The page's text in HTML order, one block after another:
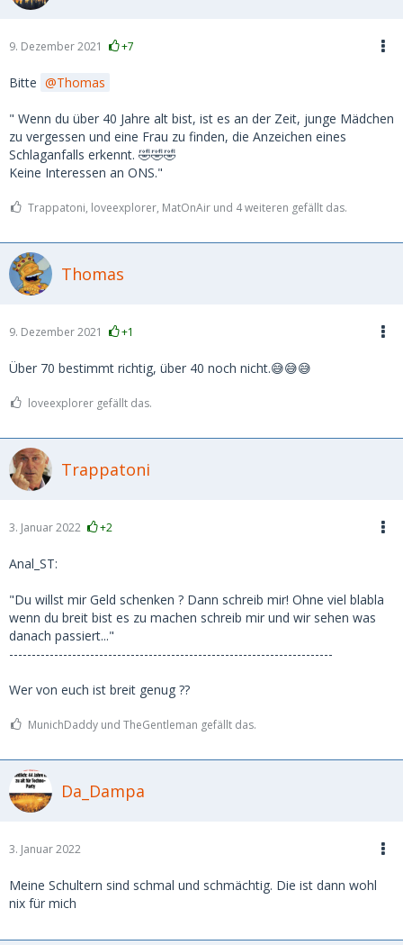
9. Dezember 2021 +7
Bitte Thomas
" Wenn du über 40 Jahre alt bist, ist es an der Zeit, junge Mädchen
zu vergessen und eine Frau zu finden, die Anzeichen eines
Schlaganfalls erkennt. 🤣🤣🤣
Keine Interessen an ONS."
Trappatoni, loveexplorer, MatOnAir und 4 weiteren gefällt das.
Thomas
9. Dezember 2021 +1
Über 70 bestimmt richtig, über 40 noch nicht.😅😅😅
loveexplorer gefällt das.
Trappatoni
3. Januar 2022 +2
Anal_ST:
"Du willst mir Geld schenken ? Dann schreib mir! Ohne viel blabla
wenn du breit bist es zu machen schreib mir und wir sehen was
danach passiert..."
------------------------------------------------------------------------
Wer von euch ist breit genug ??
MunichDaddy und TheGentleman gefällt das.
Da_Dampa
3. Januar 2022
Meine Schultern sind schmal und schmächtig. Die ist dann wohl
nix für mich